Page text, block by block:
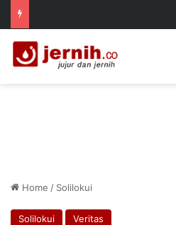
Home / Solilokui
Solilokui Veritas